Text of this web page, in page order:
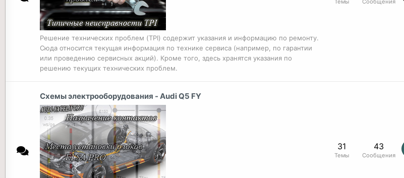
Решение технических проблем (TPI) содержит указания и информацию по ремонту.
Сюда относится текущая информация по технике сервиса (например, по гарантии
или проведению сервисных акций). Кроме того, здесь хранятся указания по
решению текущих технических проблем.
Темы Сообщения
Схемы электрооборудования - Audi Q5 FY
Темы
31
Сообщения
43